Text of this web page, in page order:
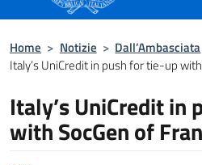
Home > Notizie > Dall’Ambasciata
Italy’s UniCredit in push for tie-up
Italy’s UniCredit in
with SocGen of